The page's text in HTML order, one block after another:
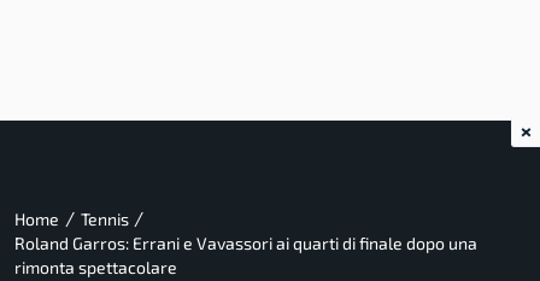
Home / Tennis /
Roland Garros: Errani e Vavassori ai quarti di finale dopo una
rimonta spettacolare
×